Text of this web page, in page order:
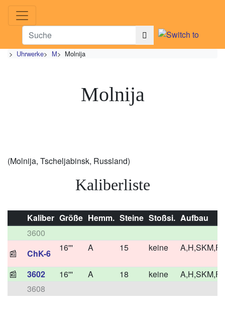
> Uhrwerke> M> Molnija
Molnija
(Molnija, Tscheljabinsk, Russland)
Kaliberliste
Kaliber Größe Hemm. Steine Stoßsi. Aufbau
3600
📰
ChK-6
16''' A 15 keine A,H,SKM,F
📰 3602 16''' A 18 keine
A,H,SKM,F
3608